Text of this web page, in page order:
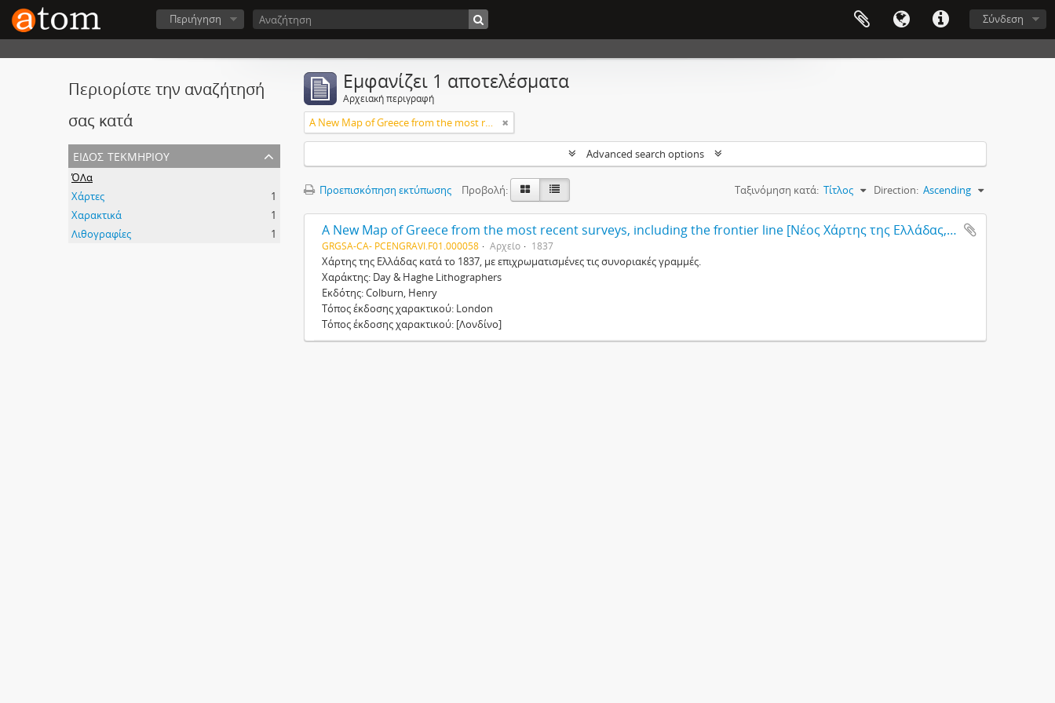
Σύνδεση
Περιήγηση
Περιορίστε την αναζήτησή
σας κατά
είδος τεκμηρίου
ΌΛα
Χάρτες
1
Χαρακτικά
1
Λιθογραφίες
1
Εμφανίζει 1 αποτελέσματα
Αρχειακή περιγραφή
A New Map of Greece from the most recent surveys, including the frontier line [Νέος Χάρτης της Ελλάδας, συμπεριλαμβανομένης της συνοριακής γραμμής, βασισμένος στις πιο πρόσφατες μελέτες]
Advanced search options
Προεπισκόπηση εκτύπωσης Προβολή: Ταξινόμηση κατά: Τίτλος Direction: Ascending
A New Map of Greece from the most recent surveys, including the frontier line [Νέος Χάρτης της Ελλάδας, συμπεριλαμβανομένης της συνοριακής γραμμής, βασισμένος στις πιο πρόσφατες μελέτες]
GRGSA-CA- PCENGRAVI.F01.000058 Αρχείο 1837
Χάρτης της Ελλάδας κατά το 1837, με επιχρωματισμένες τις συνοριακές γραμμές.
Χαράκτης: Day & Haghe Lithographers
Εκδότης: Colburn, Henry
Τόπος έκδοσης χαρακτικού: London
Τόπος έκδοσης χαρακτικού: [Λονδίνο]